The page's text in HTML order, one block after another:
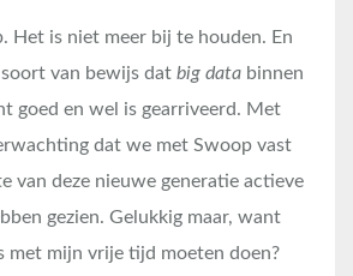
Het is niet meer bij te houden. En
van bewijs dat big data binnen
goed en wel is gearriveerd. Met
dat we met Swoop vast
van deze nieuwe generatie actieve
gezien. Gelukkig maar, want
met mijn vrije tijd moeten doen?